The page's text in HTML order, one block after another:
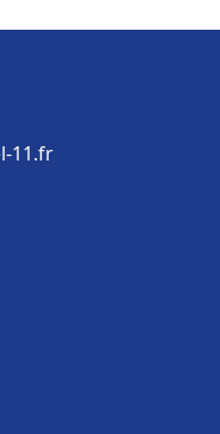
11.fr